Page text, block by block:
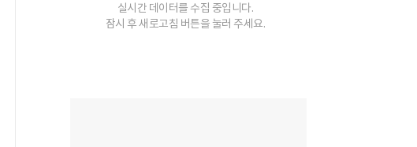
실시간 데이터를 수집 중입니다.
잠시 후 새로고침 버튼을 눌러 주세요.